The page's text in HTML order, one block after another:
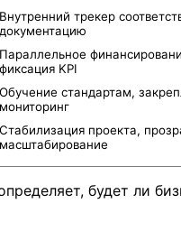
Внутренний трекер
документацию
Параллельное
фиксация KPI
Обучение стандартам,
мониторинг
Стабилизация проекта,
масштабирование
будет ли